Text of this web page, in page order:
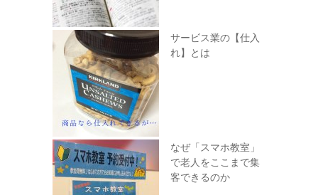
サービス業の【仕入
れ】とは
なぜ「スマホ教室」
で老人をここまで集
客できるのか